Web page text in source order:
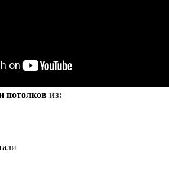
потолков из: